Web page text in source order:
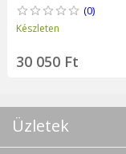
(0)
Készleten
30 050 Ft
Üzletek